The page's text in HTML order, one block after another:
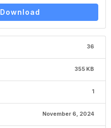
Download
36
355 KB
1
November 6, 2024